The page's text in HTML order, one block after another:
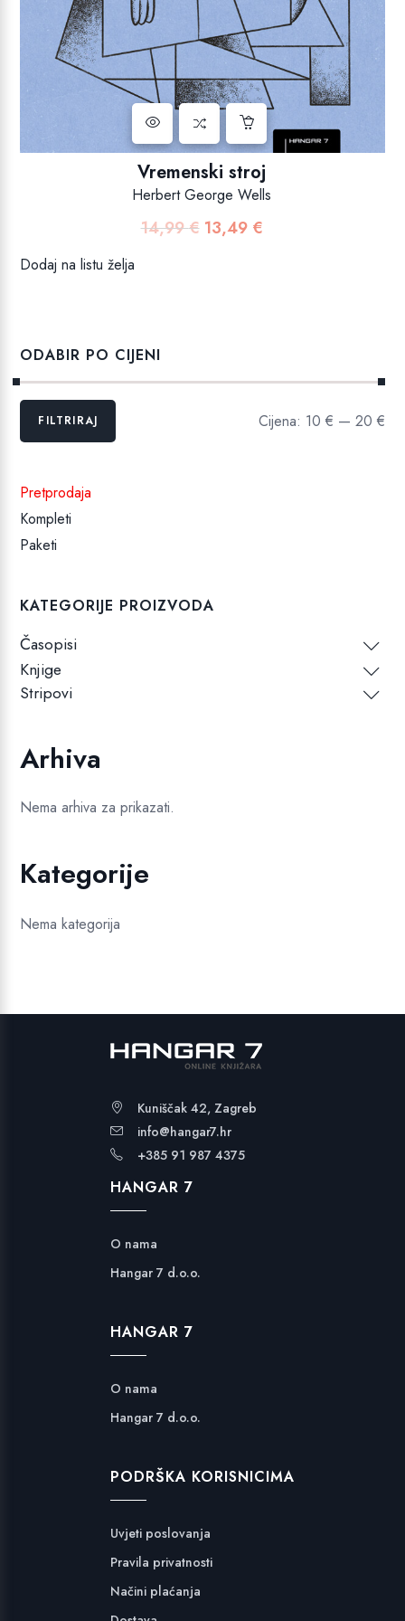
Vremenski stroj
Herbert George Wells
14,99€ Izvorna
13,49 €Trenutna
Dodaj na listu želja
ODABIR PO CIJENI
Min
MaksFILTRIRAJ Cijena: 10 € — 20 €
Pretprodaja
Kompleti
Paketi
KATEGORIJE PROIZVODA
Časopisi
Knjige
Stripovi
Arhiva
Nema arhiva za prikazati.
Kategorije
Nema kategorija
Kuniščak 42, Zagreb
info@hangar7.hr
+385 91 987 4375
HANGAR 7
O nama
Hangar 7 d.o.o.
HANGAR 7
O nama
Hangar 7 d.o.o.
PODRŠKA KORISNICIMA
Uvjeti poslovanja
Pravila privatnosti
Načini plaćanja